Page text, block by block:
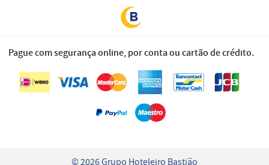
Pague com segurança online, por conta ou cartão de crédito.
© 2026 Grupo Hoteleiro Bastião